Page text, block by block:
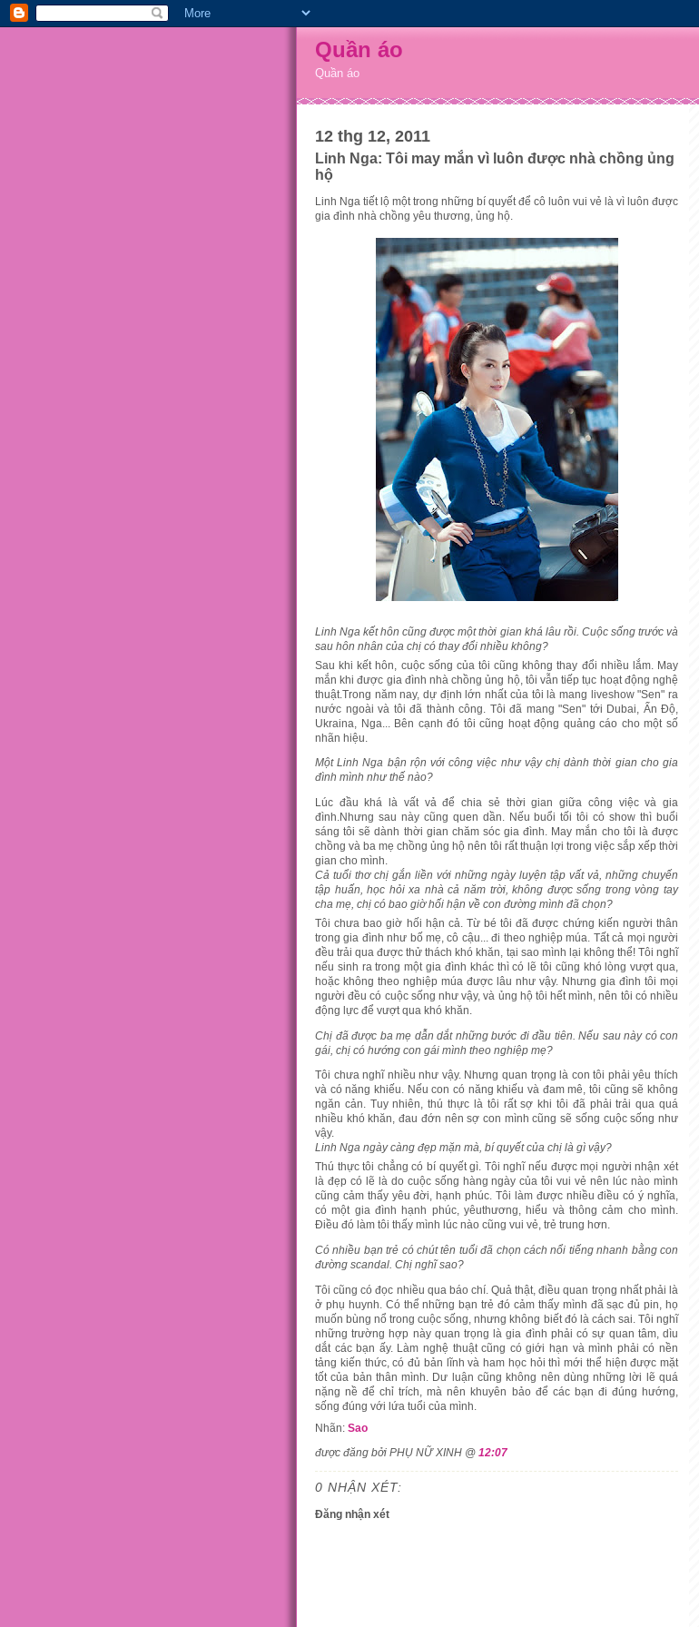
Quần áo
Quần áo
12 thg 12, 2011
Linh Nga: Tôi may mắn vì luôn được nhà chồng ủng
hộ
Linh Nga tiết lộ một trong những bí quyết để cô luôn vui vẻ là vì luôn được
gia đình nhà chồng yêu thương, ủng hộ.
Linh Nga kết hôn cũng được một thời gian khá lâu rồi. Cuộc sống trước và
sau hôn nhân của chị có thay đổi nhiều không?
Sau khi kết hôn, cuộc sống của tôi cũng không thay đổi nhiều lắm. May
mắn khi được gia đình nhà chồng ủng hộ, tôi vẫn tiếp tục hoạt động nghệ
thuật.Trong năm nay, dự định lớn nhất của tôi là mang liveshow "Sen" ra
nước ngoài và tôi đã thành công. Tôi đã mang "Sen" tới Dubai, Ấn Độ,
Ukraina, Nga... Bên cạnh đó tôi cũng hoạt động quảng cáo cho một số
nhãn hiệu.
Một Linh Nga bận rộn với công việc như vậy chị dành thời gian cho gia
đình mình như thế nào?
Lúc đầu khá là vất vả để chia sẻ thời gian giữa công việc và gia
đình.Nhưng sau này cũng quen dần. Nếu buổi tối tôi có show thì buổi
sáng tôi sẽ dành thời gian chăm sóc gia đình. May mắn cho tôi là được
chồng và ba mẹ chồng ủng hộ nên tôi rất thuận lợi trong việc sắp xếp thời
gian cho mình.
Cả tuổi thơ chị gắn liền với những ngày luyện tập vất vả, những chuyến
tập huấn, học hỏi xa nhà cả năm trời, không được sống trong vòng tay
cha mẹ, chị có bao giờ hối hận về con đường mình đã chọn?
Tôi chưa bao giờ hối hận cả. Từ bé tôi đã được chứng kiến người thân
trong gia đình như bố mẹ, cô cậu... đi theo nghiệp múa. Tất cả mọi người
đều trải qua được thử thách khó khăn, tại sao mình lại không thể! Tôi nghĩ
nếu sinh ra trong một gia đình khác thì có lẽ tôi cũng khó lòng vượt qua,
hoặc không theo nghiệp múa được lâu như vậy. Nhưng gia đình tôi mọi
người đều có cuộc sống như vậy, và ủng hộ tôi hết mình, nên tôi có nhiều
động lực để vượt qua khó khăn.
Chị đã được ba mẹ dẫn dắt những bước đi đầu tiên. Nếu sau này có con
gái, chị có hướng con gái mình theo nghiệp mẹ?
Tôi chưa nghĩ nhiều như vậy. Nhưng quan trọng là con tôi phải yêu thích
và có năng khiếu. Nếu con có năng khiếu và đam mê, tôi cũng sẽ không
ngăn cản. Tuy nhiên, thú thực là tôi rất sợ khi tôi đã phải trải qua quá
nhiều khó khăn, đau đớn nên sợ con mình cũng sẽ sống cuộc sống như
vậy.
Linh Nga ngày càng đẹp mặn mà, bí quyết của chị là gì vậy?
Thú thực tôi chẳng có bí quyết gì. Tôi nghĩ nếu được mọi người nhận xét
là đẹp có lẽ là do cuộc sống hàng ngày của tôi vui vẻ nên lúc nào mình
cũng cảm thấy yêu đời, hạnh phúc. Tôi làm được nhiều điều có ý nghĩa,
có một gia đình hạnh phúc, yêuthương, hiểu và thông cảm cho mình.
Điều đó làm tôi thấy mình lúc nào cũng vui vẻ, trẻ trung hơn.
Có nhiều bạn trẻ có chút tên tuổi đã chọn cách nổi tiếng nhanh bằng con
đường scandal. Chị nghĩ sao?
Tôi cũng có đọc nhiều qua báo chí. Quả thật, điều quan trọng nhất phải là
ở phụ huynh. Có thể những bạn trẻ đó cảm thấy mình đã sạc đủ pin, họ
muốn bùng nổ trong cuộc sống, nhưng không biết đó là cách sai. Tôi nghĩ
những trường hợp này quan trọng là gia đình phải có sự quan tâm, dìu
dắt các bạn ấy. Làm nghệ thuật cũng có giới hạn và mình phải có nền
tảng kiến thức, có đủ bản lĩnh và ham học hỏi thì mới thể hiện được mặt
tốt của bản thân mình. Dư luận cũng không nên dùng những lời lẽ quá
nặng nề để chỉ trích, mà nên khuyên bảo để các bạn đi đúng hướng,
sống đúng với lứa tuổi của mình.
Nhãn: Sao
được đăng bởi PHỤ NỮ XINH @ 12:07
0 NHẬN XÉT:
Đăng nhận xét